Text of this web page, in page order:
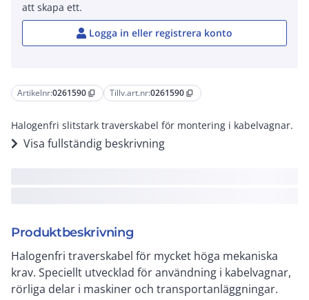
Artikelnr:0261590 content_copy Tillv.art.nr:0261590 content_copy
Halogenfri slitstark traverskabel för montering i kabelvagnar.
Visa fullständig beskrivning
Produktbeskrivning
Halogenfri traverskabel för mycket höga mekaniska
krav. Speciellt utvecklad för användning i kabelvagnar,
rörliga delar i maskiner och transportanläggningar.
att skapa ett.
Logga in eller registrera konto